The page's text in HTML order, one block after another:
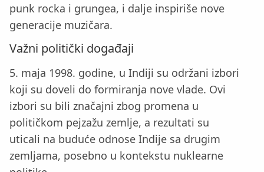
punk rocka i grungea, i dalje inspiriše nove
generacije muzičara.
Važni politički događaji
5. maja 1998. godine, u Indiji su održani izbori
koji su doveli do formiranja nove vlade. Ovi
izbori su bili značajni zbog promena u
političkom pejzažu zemlje, a rezultati su
uticali na buduće odnose Indije sa drugim
zemljama, posebno u kontekstu nuklearne